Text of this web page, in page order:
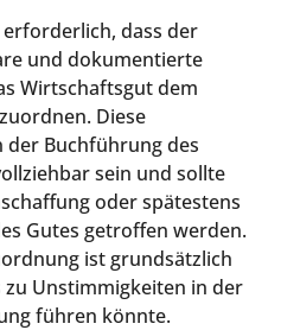
dass der
und dokumentierte
Wirtschaftsgut dem
Diese
der Buchführung des
sein und sollte
oder spätestens
Gutes getroffen werden.
ist grundsätzlich
zu Unstimmigkeiten in der
führen könnte.